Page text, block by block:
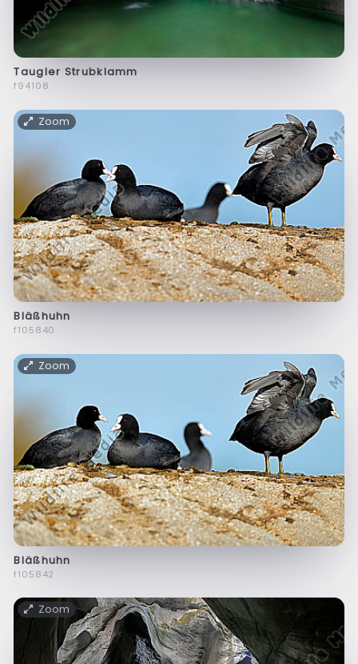
Taugler Strubklamm
f94108
Zoom
Bläßhuhn
f105840
Zoom
Bläßhuhn
f105842
Zoom